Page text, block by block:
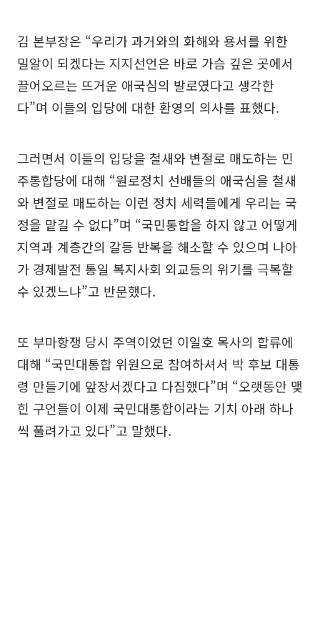
김 본부장은 “우리가 과거와의 화해와 용서를 위한
밀알이 되겠다는 지지선언은 바로 가슴 깊은 곳에서
끌어오르는 뜨거운 애국심의 발로였다고 생각한
다”며 이들의 입당에 대한 환영의 의사를 표했다.
그러면서 이들의 입당을 철새와 변절로 매도하는 민
주통합당에 대해 “원로정치 선배들의 애국심을 철새
와 변절로 매도하는 이런 정치 세력들에게 우리는 국
정을 맡길 수 없다”며 “국민통합을 하지 않고 어떻게
지역과 계층간의 갈등 반복을 해소할 수 있으며 나아
가 경제발전 통일 복지사회 외교등의 위기를 극복할
수 있겠느냐”고 반문했다.
또 부마항쟁 당시 주역이었던 이일호 목사의 합류에
대해 “국민대통합 위원으로 참여하셔서 박 후보 대통
령 만들기에 앞장서겠다고 다짐했다”며 “오랫동안 맺
힌 구언들이 이제 국민대통합이라는 기치 아래 하나
씩 풀려가고 있다”고 말했다.